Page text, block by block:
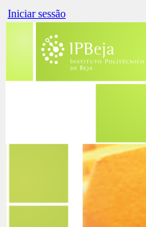
Iniciar sessão